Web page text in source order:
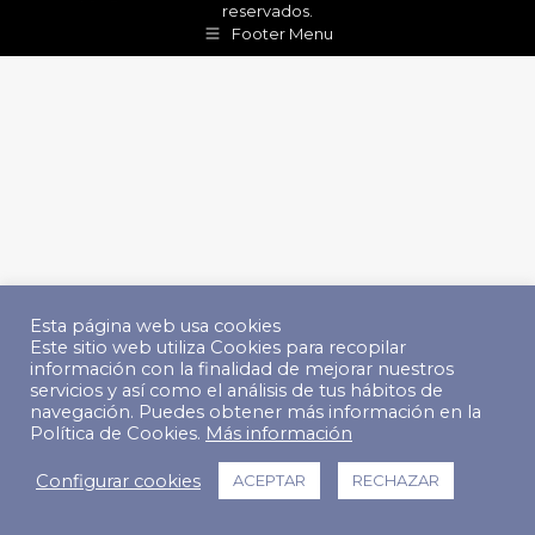
reservados.
Footer Menu
Esta página web usa cookies
Este sitio web utiliza Cookies para recopilar
información con la finalidad de mejorar nuestros
servicios y así como el análisis de tus hábitos de
navegación. Puedes obtener más información en la
Política de Cookies. Más información
Configurar cookies ACEPTAR RECHAZAR